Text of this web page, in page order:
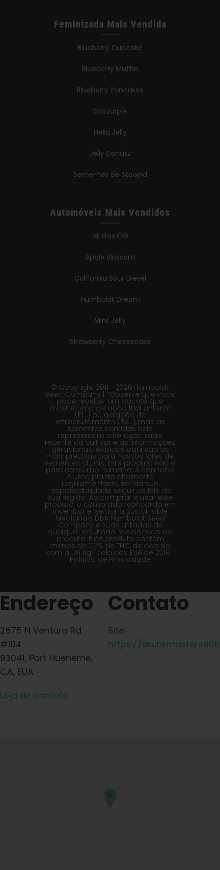
Feminizada Mais Vendida
Blueberry Cupcake
Blueberry Muffin
Blueberry Pancakes
Gazzurple
Hella Jelly
Jelly Donutz
Sementes de Stoopid
Automóveis Mais Vendidos
All Gas OG
Apple Blossom
California Sour Diesel
Humboldt Dream
Mint Jelly
Strawberry Cheesecake
© Copyright 2011 - 2026 Humboldt
Seed Company | *Observe que você
pode receber um pacote que
mostre uma geração filial anterior
(F1…) ou geração de
retrocruzamento (Bx…), mas as
sementes contidas nele
representam a iteração mais
recente da cultivar e as informações
geracionais exibidas aqui são as
mais precisas para nossos lotes de
sementes atuais. Este produto não é
para consumo humano. A cannabis
é uma planta altamente
regulamentada, sendo sua
responsabilidade seguir as leis da
sua região. Ao comprar e usar este
produto, o comprador concorda em
indenizar e isentar a Sustainable
Medicinals DBA Humboldt Seed
Company e suas afiliadas de
qualquer resultado relacionado ao
produto. Este produto contém
menos de 0,3% de THC, de acordo
com a Lei Agrícola dos EUA de 2018. |
Política de Privacidade
Endereço
2675 N Ventura Rd
#104
93041, Port Hueneme,
CA, EUA
Contato
Site:
https://
Loja de contato